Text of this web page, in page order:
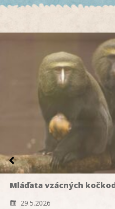
Mláďata vzácných
29.5.2026